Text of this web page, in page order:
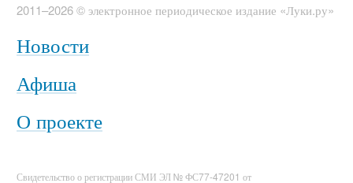
2011–2026 © электронное периодическое издание «Луки.ру»
Новости
Афиша
О проекте
Свидетельство о регистрации СМИ ЭЛ № ФС77-47201 от